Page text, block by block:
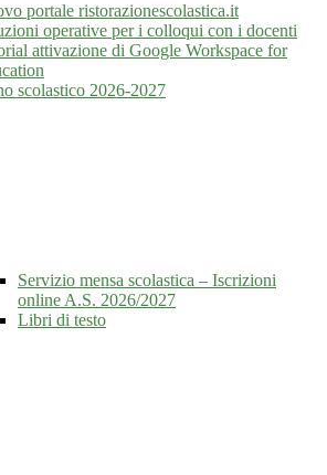
portale ristorazionescolastica.it
operative per i colloqui con i docenti
attivazione di Google Workspace for
scolastico 2026-2027
Servizio mensa scolastica – Iscrizioni
online A.S. 2026/2027
Libri di testo